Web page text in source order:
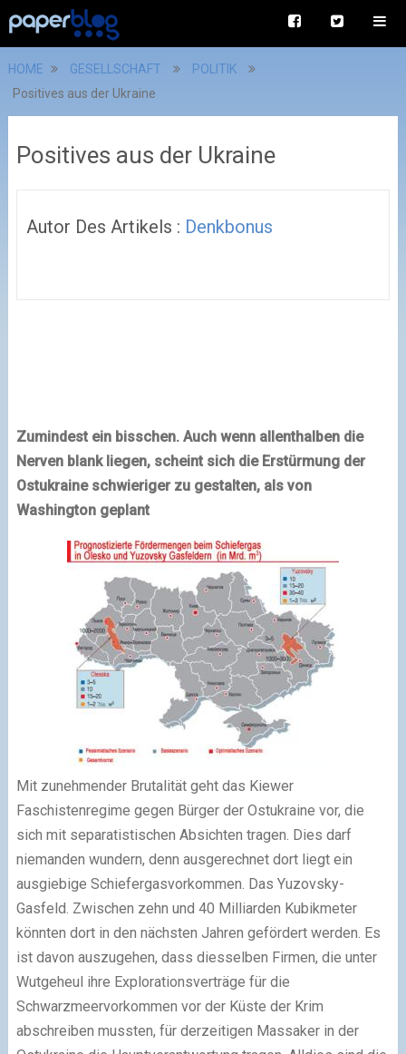
HOME GESELLSCHAFT
POLITIK
Positives aus der Ukraine
Positives aus der Ukraine
Autor Des Artikels : Denkbonus
Zumindest ein bisschen. Auch wenn allenthalben die
Nerven blank liegen, scheint sich die Erstürmung der
Ostukraine schwieriger zu gestalten, als von
Washingtongeplant
Mit zunehmender Brutalität geht das Kiewer
Faschistenregime gegen Bürger der Ostukraine vor, die
sich mit separatistischen Absichten tragen. Dies darf
niemanden wundern, denn ausgerechnet dort liegt ein
ausgiebige Schiefergasvorkommen. Das Yuzovsky-
Gasfeld. Zwischen zehn und 40 Milliarden Kubikmeter
könnten dort in den nächsten Jahren gefördert werden. Es
ist davon auszugehen, dass diesselben Firmen, die unter
Wutgeheul ihre Explorationsverträge für die
Schwarzmeervorkommen vor der Küste der Krim
abschreiben mussten, für derzeitigen Massaker in der